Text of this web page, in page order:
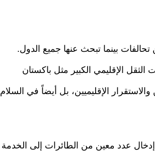
بينما تبحث عنها جميع الدول.
الثقل الإقليمي الكبير مثل باكستان
الإقليميين، بل أيضاً في السلام
عدد معين من الطائرات إلى الخدمة